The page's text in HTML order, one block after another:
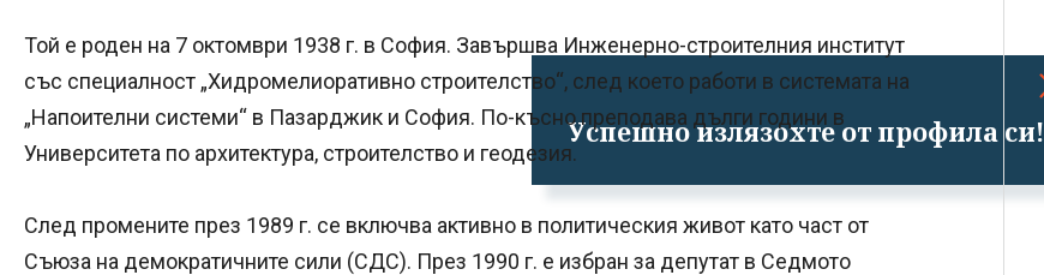
Успешно излязохте от профила си!
Той е роден на 7 октомври 1938 г. в София. Завършва Инженерно-строителния институт
със специалност „Хидромелиоративно строителство“, след което работи в системата на
„Напоителни системи“ в Пазарджик и София. По-късно преподава дълги години в
Университета по архитектура, строителство и геодезия.
След промените през 1989 г. се включва активно в политическия живот като част от
Съюза на демократичните сили (СДС). През 1990 г. е избран за депутат в Седмото